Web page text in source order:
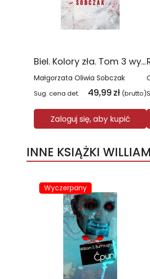
Biel. Kolory zła. Tom 3 wyd. 2025
Małgorzata Oliwia Sobczak
Sug. cena det. 49,99 zł (brutto)
Zaloguj się, aby kupić
INNE KSIĄŻKI
Wyczerpany